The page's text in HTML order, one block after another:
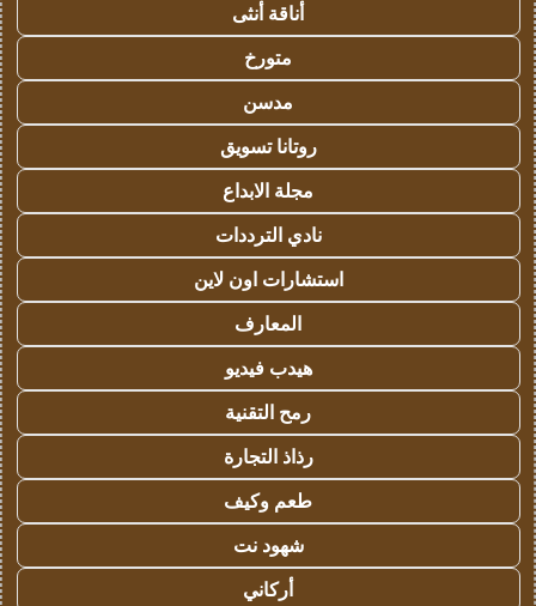
أناقة أنثى
متورخ
مدسن
روتانا تسويق
مجلة الابداع
نادي الترددات
استشارات اون لاين
المعارف
هيدب فيديو
رمح التقنية
رذاذ التجارة
طعم وكيف
شهود نت
أركاني